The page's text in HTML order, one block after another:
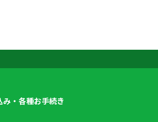
み・各種お手続き